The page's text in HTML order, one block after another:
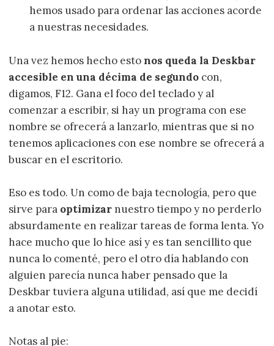
hemos usado para ordenar las acciones acorde
a nuestras necesidades.
Una vez hemos hecho estonos queda la Deskbar
accesible en una décima de segundo con,
digamos, F12. Gana el foco del teclado y al
comenzar a escribir, si hay un programa con ese
nombre se ofrecerá a lanzarlo, mientras que si no
tenemos aplicaciones con ese nombre se ofrecerá a
buscar en el escritorio.
Eso es todo. Un como de baja tecnología, pero que
sirve para optimizar nuestro tiempo y no perderlo
absurdamente en realizar tareas de forma lenta. Yo
hace mucho que lo hice así y es tan sencillito que
nunca lo comenté, pero el otro día hablando con
alguien parecía nunca haber pensado que la
Deskbar tuviera alguna utilidad, así que me decidí
a anotar esto.
Notas al pie: